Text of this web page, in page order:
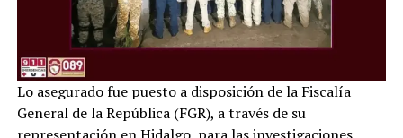
Lo asegurado fue puesto a disposición de la Fiscalía
General de la República (FGR), a través de su
representación en Hidalgo, para las investigaciones